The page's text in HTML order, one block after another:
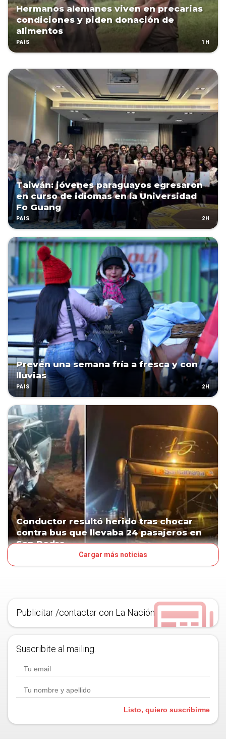
Hermanos alemanes viven en precarias
condiciones y piden donación de
alimentos
PAÍS 1H
Taiwán: jóvenes paraguayos egresaron
en curso de idiomas en la Universidad
Fo Guang
PAÍS 2H
Prevén una semana fría a fresca y con
lluvias
PAÍS 2H
Conductor resultó herido tras chocar
contra bus que llevaba 24 pasajeros en
San Pedro
Cargar más noticias
Publicitar /contactar con La Nación
Suscribite al mailing.
Listo, quiero suscribirme